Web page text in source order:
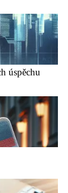
úspěchu